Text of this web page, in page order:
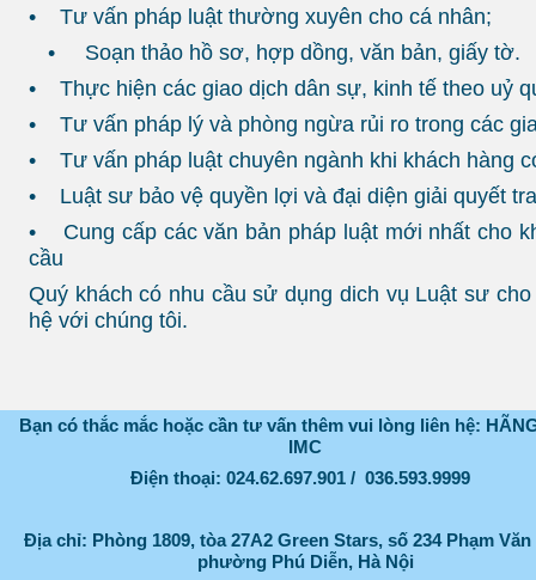
• Tư vấn pháp luật thường xuyên cho cá nhân;
• Soạn thảo hồ sơ, hợp dồng, văn bản, giấy tờ.
• Thực hiện các giao dịch dân sự, kinh tế theo uỷ
• Tư vấn pháp lý và phòng ngừa rủi ro trong các
• Tư vấn pháp luật chuyên ngành khi khách hàng
• Luật sư bảo vệ quyền lợi và đại diện giải quyết
• Cung cấp các văn bản pháp luật mới nhất cho
cầu
Quý khách có nhu cầu sử dụng dich vụ Luật sư
hệ với chúng tôi.
Bạn có thắc mắc hoặc cần tư vấn thêm vui lòng liên hệ:
IMC
Điện thoại: 024.62.697.901 / 036.593.9999
Địa chỉ: Phòng 1809, tòa 27A2 Green Stars, số 234 Phạm
phường Phú Diễn,Hà Nội